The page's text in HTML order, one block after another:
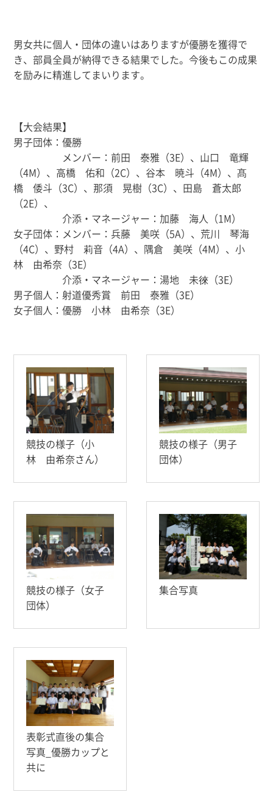
男女共に個人・団体の違いはありますが優勝を獲得で
き、部員全員が納得できる結果でした。今後もこの成果
を励みに精進してまいります。
【大会結果】
男子団体：優勝
メンバー：前田 泰雅（3E）、山口 竜輝
（4M）、高橋 佑和（2C）、谷本 暁斗（4M）、髙
橋 倭斗（3C）、那須 晃樹（3C）、田島 蒼太郎
（2E）、
介添・マネージャー：加藤 海人（1M）
女子団体： メンバー：兵藤 美咲（5A）、荒川 琴海
（4C）、野村 莉音（4A）、隅倉 美咲（4M）、小
林 由希奈（3E）
介添・マネージャー：湯地 未徠（3E）
男子個人：射道優秀賞 前田 泰雅（3E）
女子個人：優勝 小林 由希奈（3E）
競技の様子（小
林 由希奈さん）
競技の様子（男子
団体）
競技の様子（女子
団体）
集合写真
表彰式直後の集合
写真_優勝カップと
共に